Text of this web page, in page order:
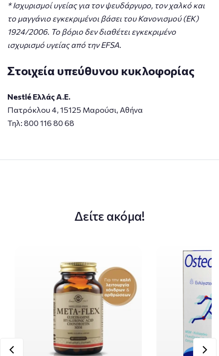
* Ισχυρισμοί υγείας για τον ψευδάργυρο, τον χαλκό και
το μαγγάνιο εγκεκριμένοι βάσει του Κανονισμού (ΕΚ)
1924/2006. Το βόριο δεν διαθέτει εγκεκριμένο
ισχυρισμό υγείας από την EFSA.
Στοιχεία υπεύθυνου κυκλοφορίας
Nestlé Ελλάς Α.Ε.
Πατρόκλου 4, 15125 Μαρούσι, Αθήνα
Τηλ: 800 116 80 68
Δείτε ακόμα!